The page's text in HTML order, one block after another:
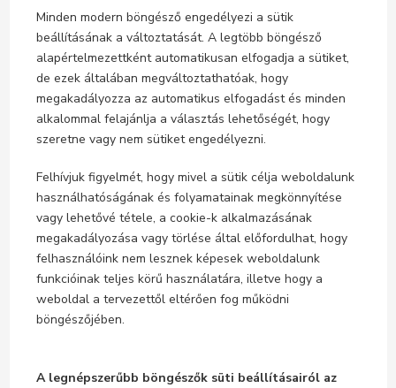
Minden modern böngésző engedélyezi a sütik
beállításának a változtatását. A legtöbb böngésző
alapértelmezettként automatikusan elfogadja a sütiket,
de ezek általában megváltoztathatóak, hogy
megakadályozza az automatikus elfogadást és minden
alkalommal felajánlja a választás lehetőségét, hogy
szeretne vagy nem sütiket engedélyezni.
Felhívjuk figyelmét, hogy mivel a sütik célja weboldalunk
használhatóságának és folyamatainak megkönnyítése
vagy lehetővé tétele, a cookie-k alkalmazásának
megakadályozása vagy törlése által előfordulhat, hogy
felhasználóink nem lesznek képesek weboldalunk
funkcióinak teljes körű használatára, illetve hogy a
weboldal a tervezettől eltérően fog működni
böngészőjében.
A legnépszerűbb böngészők süti beállításairól az